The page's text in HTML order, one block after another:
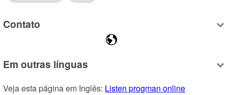
Contato
Em outras línguas
Veja esta página em Inglês: Listen progman online